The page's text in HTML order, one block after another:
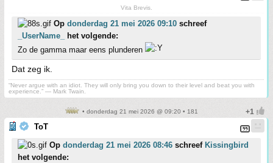
Vita Brevis.
Op donderdag 21 mei 2026 09:10 schreef
_UserName_
het volgende:
Zo de gamma maar eens plunderen
Dat zeg ik.
“Never argue with an idiot. They will only bring you down to their level and beat you with
experience.” ― Mark Twain.
• donderdag 21 mei 2026 @ 09:20 • 181
ToT
Op donderdag 21 mei 2026 08:46 schreef Kissingbird
het volgende: